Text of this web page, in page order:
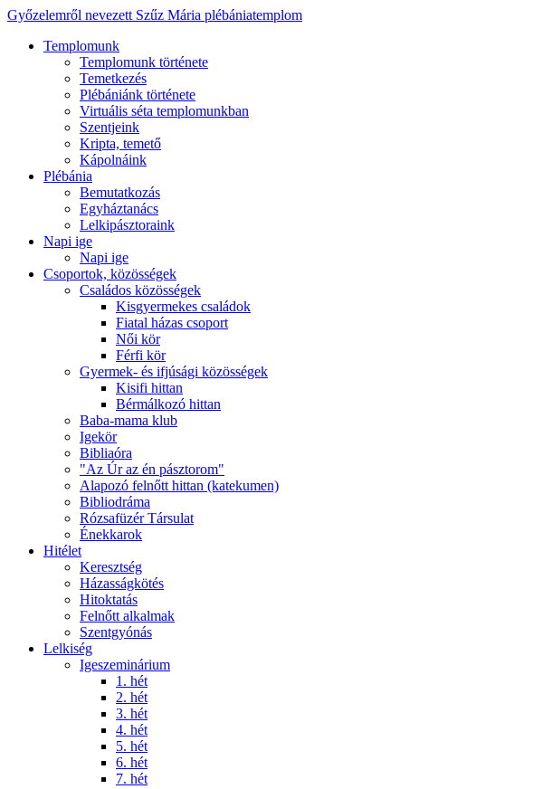
Győzelemről nevezett Szűz Mária plébániatemplom
Templomunk
Templomunk története
Temetkezés
Plébániánk története
Virtuális séta templomunkban
Szentjeink
Kripta, temető
Kápolnáink
Plébánia
Bemutatkozás
Egyháztanács
Lelkipásztoraink
Napi ige
Napi ige
Csoportok, közösségek
Családos közösségek
Kisgyermekes családok
Fiatal házas csoport
Női kör
Férfi kör
Gyermek- és ifjúsági közösségek
Kisifi hittan
Bérmálkozó hittan
Baba-mama klub
Igekör
Bibliaóra
"Az Úr az én pásztorom"
Alapozó felnőtt hittan (katekumen)
Bibliodráma
Rózsafüzér Társulat
Énekkarok
Hitélet
Keresztség
Házasságkötés
Hitoktatás
Felnőtt alkalmak
Szentgyónás
Lelkiség
Igeszeminárium
1. hét
2. hét
3. hét
4. hét
5. hét
6. hét
7. hét